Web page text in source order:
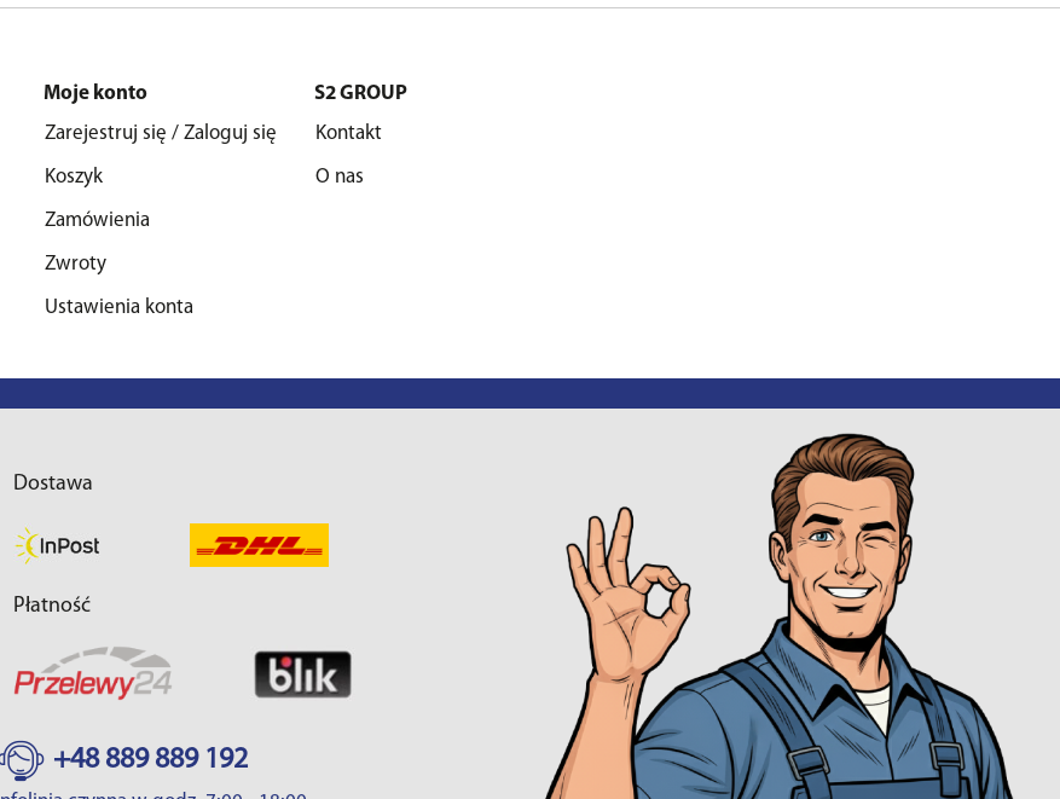
Moje konto
Zarejestruj się / Zaloguj się
Koszyk
Zamówienia
Zwroty
Ustawienia konta
S2 GROUP
Kontakt
O nas
Dostawa
Płatność
+48 889 889 192